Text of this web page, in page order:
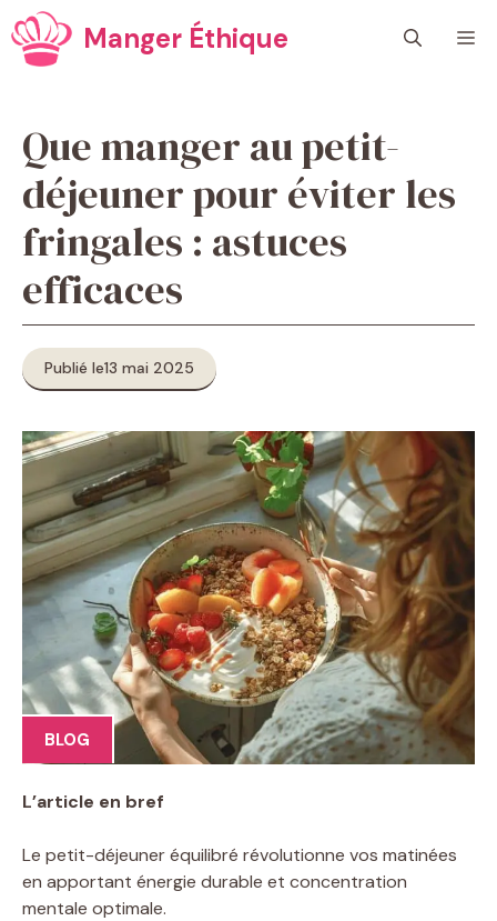
Aller
au
contenu
Manger Éthique
Que manger au petit-
déjeuner pour éviter les
fringales : astuces
efficaces
Publié le13 mai 2025
BLOG
L’article en bref
Le petit-déjeuner équilibré révolutionne vos matinées
en apportant énergie durable et concentration
mentale optimale.